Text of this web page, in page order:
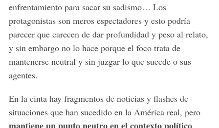
enfrentamiento para sacar su sadismo… Los
protagonistas son meros espectadores y esto podría
parecer que carecen de dar profundidad y peso al relato,
y sin embargo no lo hace porque el foco trata de
mantenerse neutral y sin juzgar lo que sucede o sus
agentes.
En la cinta hay fragmentos de noticias y flashes de
situaciones que han sucedido en la América real, pero
c
o
r
: